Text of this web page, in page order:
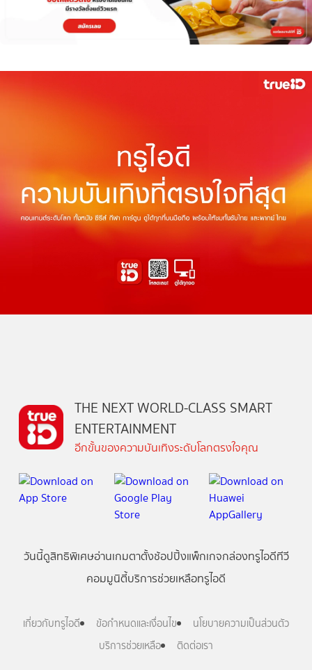
THE NEXT WORLD-CLASS SMART
ENTERTAINMENT
อีกขั้นของความบันเทิงระดับโลกตรงใจคุณ
วันนี้ดูสิทธิพิเศษอ่านเกมตาตั้งช้อปปิ้งแพ็กเกจกล่องทรูไอดีทีวี
คอมมูนิตี้บริการช่วยเหลือทรูไอดี
เกี่ยวกับทรูไอดี ข้อกำหนดและเงื่อนไข
นโยบายความเป็นส่วนตัว
บริการช่วยเหลือ
ติดต่อเรา